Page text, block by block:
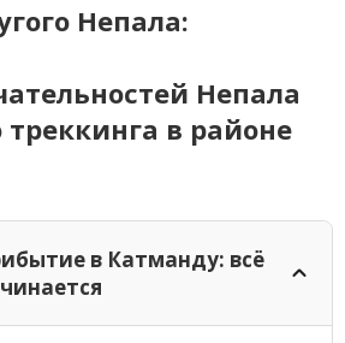
Непала:
Непала
треккинга в районе
в Катманду: всё